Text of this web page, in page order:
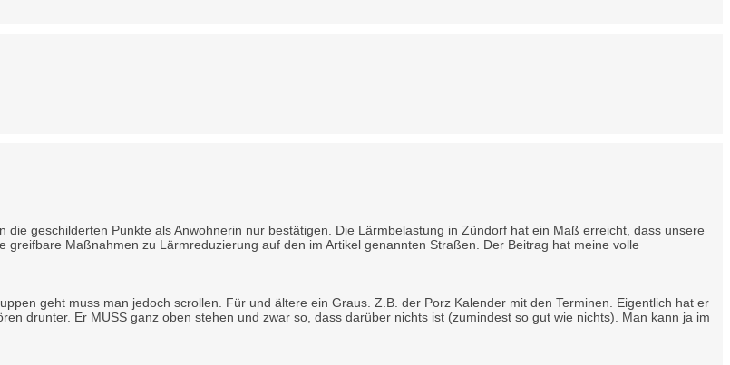
geschilderten Punkte als Anwohnerin nur bestätigen. Die Lärmbelastung in Zündorf hat ein Maß erreicht, dass unsere
Maßnahmen zu Lärmreduzierung auf den im Artikel genannten Straßen. Der Beitrag hat meine volle
geht muss man jedoch scrollen. Für und ältere ein Graus. Z.B. der Porz Kalender mit den Terminen. Eigentlich hat er
drunter. Er MUSS ganz oben stehen und zwar so, dass darüber nichts ist (zumindest so gut wie nichts). Man kann ja im